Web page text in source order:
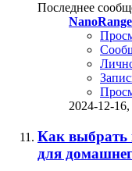
Последнее
2024-12-16,
Как выбрать
для